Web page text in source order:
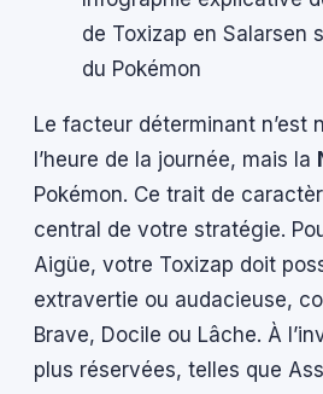
de Toxizap en Salarsen
du Pokémon
Le facteur déterminant n’est
l’heure de la journée, mais la
Pokémon. Ce trait de
central de votre stratégie.
Aigüe, votre Toxizap doit
extravertie ou audacieuse,
Brave, Docile ou Lâche. À
plus réservées, telles que